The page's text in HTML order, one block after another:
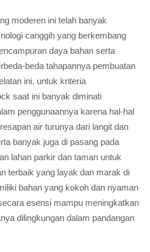
moderen ini telah banyak
canggih yang berkembang
daya bahan serta
beda tahapannya pembuatan
ini. untuk kriteria
saat ini banyak diminati
penggunaannya karena hal-hal
air turunya dari langit dan
banyak juga di pasang pada
lahan parkir dan taman untuk
terbaik yang layak dan marak di
bahan yang kokoh dan nyaman
esensi mampu meningkatkan
dilingkungan dalam pandangan